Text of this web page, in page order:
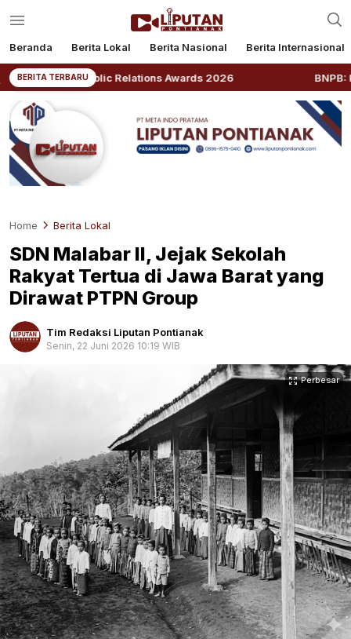
Beranda Berita Lokal Berita Nasional Berita Internasional
BERITA TERBARU
Relations Awards 2026 BNPB: Kalbar Masuk
Home Berita Lokal
SDN Malabar II, Jejak Sekolah
Rakyat Tertua di Jawa Barat yang
Dirawat PTPN Group
Tim Redaksi Liputan Pontianak
Senin, 22 Juni 2026 10:19 WIB
Perbesar